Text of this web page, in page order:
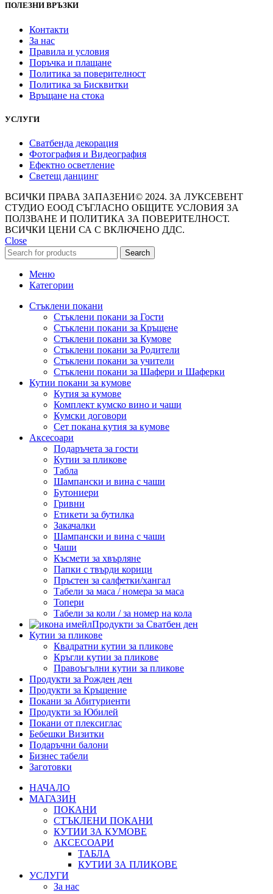
ПОЛЕЗНИ ВРЪЗКИ
Контакти
За нас
Правила и условия
Поръчка и плащане
Политика за поверителност
Политика за Бисквитки
Връщане на стока
УСЛУГИ
Сватбенда декорация
Фотография и Видеография
Ефектно осветление
Светещ данцинг
ВСИЧКИ ПРАВА ЗАПАЗЕНИ© 2024. ЗА ЛУКСЕВЕНТ
СТУДИО ЕООД СЪГЛАСНО ОБЩИТЕ УСЛОВИЯ ЗА
ПОЛЗВАНЕ И ПОЛИТИКА ЗА ПОВЕРИТЕЛНОСТ.
ВСИЧКИ ЦЕНИ СА С ВКЛЮЧЕНО ДДС.
Close
Search
Меню
Категории
Стъклени покани
Стъклени покани за Гости
Стъклени покани за Кръщене
Стъклени покани за Кумове
Стъклени покани за Родители
Стъклени покани за учители
Стъклени покани за Шафери и Шаферки
Кутии покани за кумове
Кутия за кумове
Комплект кумско вино и чаши
Кумски договори
Сет покана кутия за кумове
Аксесоари
Подаръчета за гости
Кутии за пликове
Табла
Шампански и вина с чаши
Бутониери
Гривни
Етикети за бутилка
Закачалки
Шампански и вина с чаши
Чаши
Късмети за хвърляне
Папки с твърди корици
Пръстен за салфетки/хангал
Табели за маса / номера за маса
Топери
Табели за коли / за номер на кола
Продукти за Сватбен ден
Кутии за пликове
Квадратни кутии за пликове
Кръгли кутии за пликове
Правоъгълни кутии за пликове
Продукти за Рожден ден
Продукти за Кръщение
Покани за Абитуриенти
Продукти за Юбилей
Покани от плексиглас
Бебешки Визитки
Подаръчни балони
Бизнес табели
Заготовки
НАЧАЛО
МАГАЗИН
ПОКАНИ
СТЪКЛЕНИ ПОКАНИ
КУТИИ ЗА КУМОВЕ
АКСЕСОАРИ
ТАБЛА
КУТИИ ЗА ПЛИКОВЕ
УСЛУГИ
За нас